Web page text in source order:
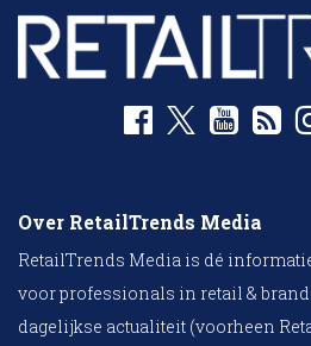
Over RetailTrends Media
RetailTrends Media is dé
voor professionals in retail &
dagelijkse actualiteit (voorheen